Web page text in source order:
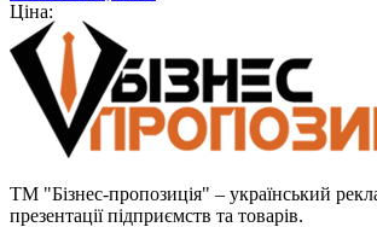
Ціна:
ТМ "Бізнес-пропозиція" – український
презентації підприємств та товарів.